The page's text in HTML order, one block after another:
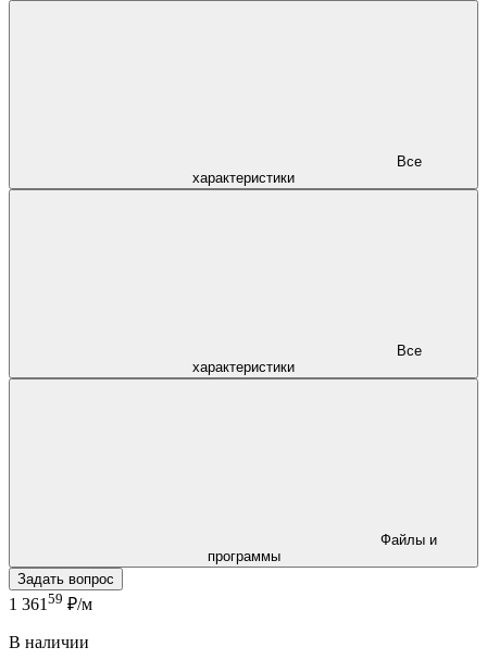
характеристики
характеристики
программы
Задать вопрос
1 361 59 ₽/м
В наличии